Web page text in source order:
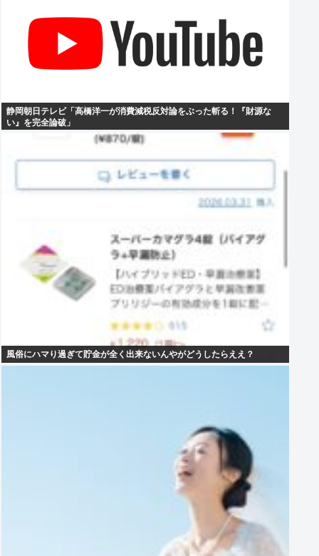
静岡朝日テレビ「高橋洋一が消費減税反対論をぶった斬る！『財源な
い』を完全論破」
風俗にハマり過ぎて貯金が全く出来ないんやがどうしたらええ？